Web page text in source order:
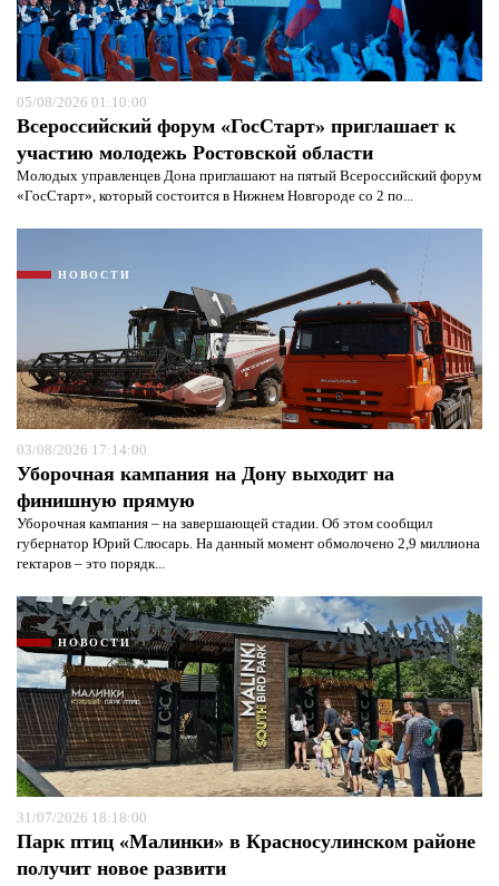
05/08/2026 01:10:00
Всероссийский форум «ГосСтарт» приглашает к
участию молодежь Ростовской области
Молодых управленцев Дона приглашают на пятый Всероссийский форум
«ГосСтарт», который состоится в Нижнем Новгороде со 2 по...
НОВОСТИ
03/08/2026 17:14:00
Уборочная кампания на Дону выходит на
финишную прямую
Уборочная кампания – на завершающей стадии. Об этом сообщил
губернатор Юрий Слюсарь. На данный момент обмолочено 2,9 миллиона
гектаров – это порядк...
НОВОСТИ
31/07/2026 18:18:00
Парк птиц «Малинки» в Красносулинском районе
получит новое развити